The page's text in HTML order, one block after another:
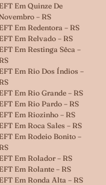
EFT Em Quinze De
Novembro – RS
EFT Em Redentora – RS
EFT Em Relvado – RS
EFT Em Restinga Sêca –
RS
EFT Em Rio Dos Índios –
RS
EFT Em Rio Grande – RS
EFT Em Rio Pardo – RS
EFT Em Riozinho – RS
EFT Em Roca Sales – RS
EFT Em Rodeio Bonito –
RS
EFT Em Rolador – RS
EFT Em Rolante – RS
EFT Em Ronda Alta – RS